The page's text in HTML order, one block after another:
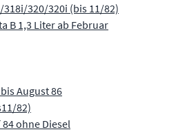
318i/320/320i (bis 11/82)
B 1,3 Liter ab Februar
August 86
82)
ohne Diesel